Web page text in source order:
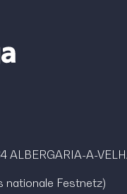
ALBERGARIA-A-
nationale Festnetz)